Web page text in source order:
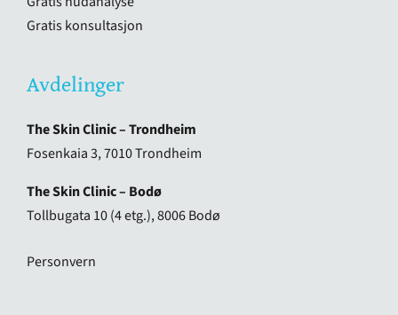
Gratis konsultasjon
Avdelinger
The Skin Clinic – Trondheim
Fosenkaia 3, 7010 Trondheim
The Skin Clinic – Bodø
Tollbugata 10 (4 etg.), 8006 Bodø
Personvern